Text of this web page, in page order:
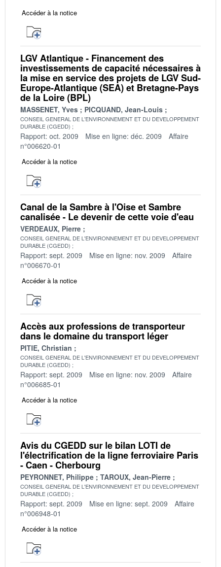
Accéder à la notice
LGV Atlantique - Financement des
investissements de capacité nécessaires à
la mise en service des projets de LGV Sud-
Europe-Atlantique (SEA) et Bretagne-Pays
de la Loire (BPL)
MASSENET, Yves PICQUAND, Jean-Louis
CONSEIL GENERAL DE L'ENVIRONNEMENT ET DU DEVELOPPEMENT
DURABLE (CGEDD)
Rapport: oct. 2009 Mise en ligne: déc. 2009
Affaire
n°006620-01
Accéder à la notice
Canal de la Sambre à l'Oise et Sambre
canalisée - Le devenir de cette voie d'eau
VERDEAUX, Pierre
CONSEIL GENERAL DE L'ENVIRONNEMENT ET DU DEVELOPPEMENT
DURABLE (CGEDD)
Rapport: sept. 2009 Mise en ligne: nov. 2009
Affaire
n°006670-01
Accéder à la notice
Accès aux professions de transporteur
dans le domaine du transport léger
PITIE, Christian
CONSEIL GENERAL DE L'ENVIRONNEMENT ET DU DEVELOPPEMENT
DURABLE (CGEDD)
Rapport: sept. 2009 Mise en ligne: nov. 2009
Affaire
n°006685-01
Accéder à la notice
Avis du CGEDD sur le bilan LOTI de
l'électrification de la ligne ferroviaire Paris
- Caen - Cherbourg
PEYRONNET, Philippe TAROUX, Jean-Pierre
CONSEIL GENERAL DE L'ENVIRONNEMENT ET DU DEVELOPPEMENT
DURABLE (CGEDD)
Rapport: sept. 2009 Mise en ligne: sept. 2009
Affaire
n°006948-01
Accéder à la notice